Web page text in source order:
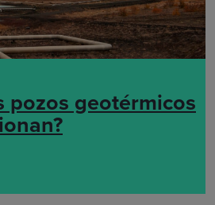
pozos geotérmicos